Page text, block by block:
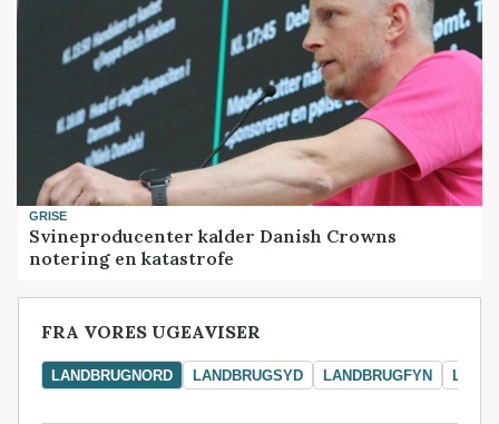
GRISE
Svineproducenter kalder Danish Crowns
notering en katastrofe
FRA VORES UGEAVISER
LANDBRUGNORD LANDBRUGSYD LANDBRUGFYN